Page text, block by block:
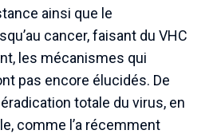
ainsi que le
cancer, faisant du VHC
les mécanismes qui
pas encore élucidés. De
totale du virus, en
comme l’a récemment